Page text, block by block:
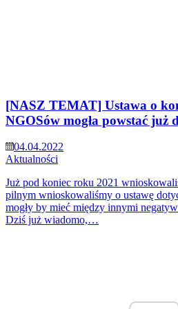
[NASZ TEMAT] Ustawa o
NGOSów mogła powstać już
04.04.2022
Aktualności
Już pod koniec roku 2021
pilnym wnioskowaliśmy o ustawę
mogły by mieć między innymi
Dziś już wiadomo,…